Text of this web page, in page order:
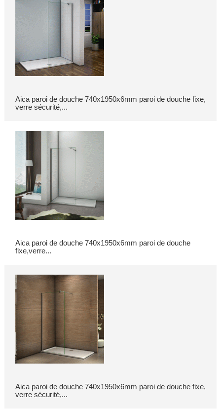
Aica paroi de douche 740x1950x6mm paroi de douche fixe,
verre sécurité,...
Aica paroi de douche 740x1950x6mm paroi de douche
fixe,verre...
Aica paroi de douche 740x1950x6mm paroi de douche fixe,
verre sécurité,...